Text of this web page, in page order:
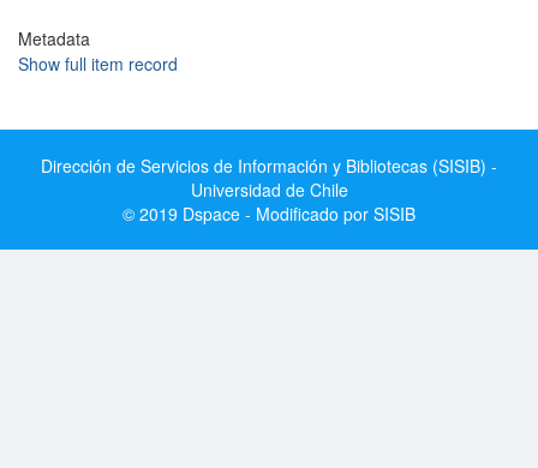
Metadata
Show full item record
Dirección de Servicios de Información y Bibliotecas (SISIB) -
Universidad de Chile
© 2019 Dspace - Modificado por SISIB